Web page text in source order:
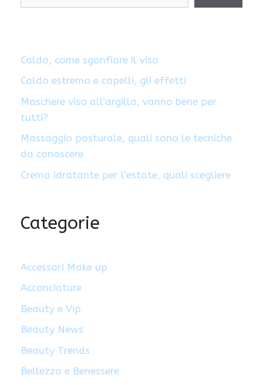
Caldo, come sgonfiare il viso
Caldo estremo e capelli, gli effetti
Maschere viso all’argilla, vanno bene per
tutti?
Massaggio posturale, quali sono le tecniche
da conoscere
Crema idratante per l’estate, quali scegliere
Categorie
Accessori Make up
Acconciature
Beauty e Vip
Beauty News
Beauty Trends
Bellezza e Benessere